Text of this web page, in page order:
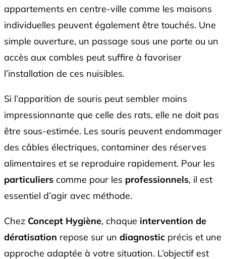
appartements en centre-ville comme les maisons
individuelles peuvent également être touchés. Une
simple ouverture, un passage sous une porte ou un
accès aux combles peut suffire à favoriser
l’installation de ces nuisibles.
Si l’apparition de souris peut sembler moins
impressionnante que celle des rats, elle ne doit pas
être sous-estimée. Les souris peuvent endommager
des câbles électriques, contaminer des réserves
alimentaires et se reproduire rapidement. Pour les
particuliers comme pour les professionnels, il est
essentiel d’agir avec méthode.
Chez Concept Hygiène, chaque intervention de
dératisation repose sur un diagnostic précis et une
approche adaptée à votre situation. L’objectif est